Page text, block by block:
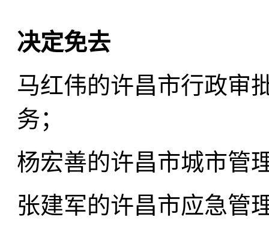
决定免去
马红伟的许昌市行政审
务；
杨宏善的许昌市城市管
张建军的许昌市应急管